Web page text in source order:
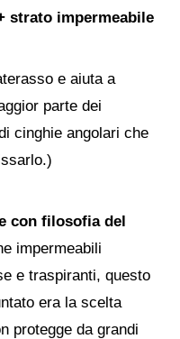
strato impermeabile
e aiuta a
parte dei
cinghie angolari che
con filosofia del
impermeabili
e traspiranti, questo
era la scelta
protegge da grandi